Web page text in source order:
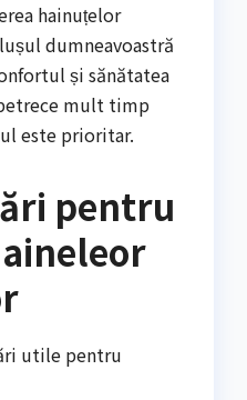
hainuțelor
dumneavoastră
și sănătatea
mult timp
este prioritar.
pentru
utile pentru